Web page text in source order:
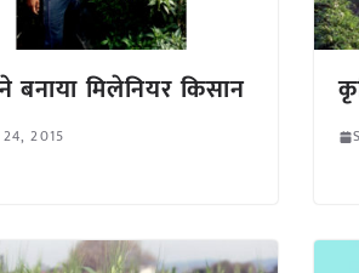
बनाया मिलेनियर किसान
2015